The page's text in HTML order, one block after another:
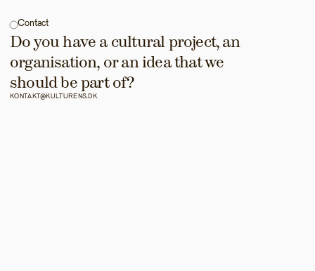
Contact
Do you have a cultural project, an
organisation, or an idea that we
should be part of?
KONTAKT@KULTURENS.DK